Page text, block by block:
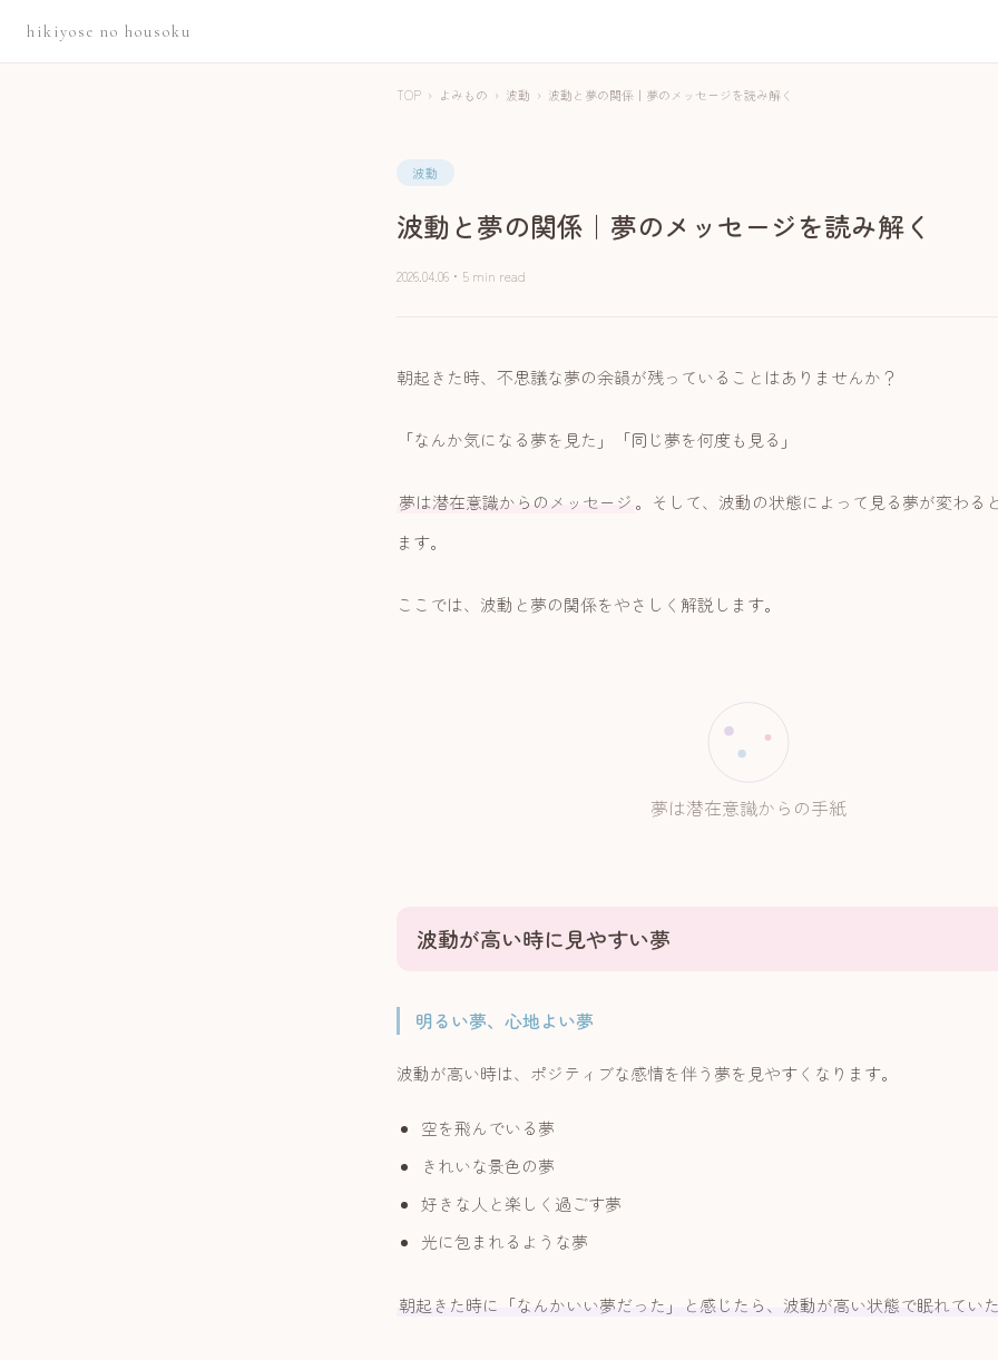
hikiyose no housoku
TOP › よみもの › 波動 › 波動と夢の関係｜夢のメッセージを読み解く
波動
波動と夢の関係｜夢のメッセージを読み解く
2026.04.06 ・ 5 min read
朝起きた時、不思議な夢の余韻が残っていることはありませんか？
「なんか気になる夢を見た」「同じ夢を何度も見る」
夢は潜在意識からのメッセージ 。そして、波動の状態によって見る夢が変わる
ます。
ここでは、波動と夢の関係をやさしく解説します。
夢は潜在意識からの手紙
波動が高い時に見やすい夢
明るい夢、心地よい夢
波動が高い時は、ポジティブな感情を伴う夢を見やすくなります。
空を飛んでいる夢
きれいな景色の夢
好きな人と楽しく過ごす夢
光に包まれるような夢
朝起きた時に「なんかいい夢だった」と感じたら、波動が高い状態で眠れてい